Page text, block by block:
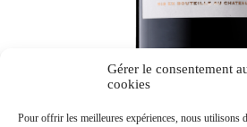
Gérer le consentement
cookies
Pour offrir les meilleures expériences, nous utilisons